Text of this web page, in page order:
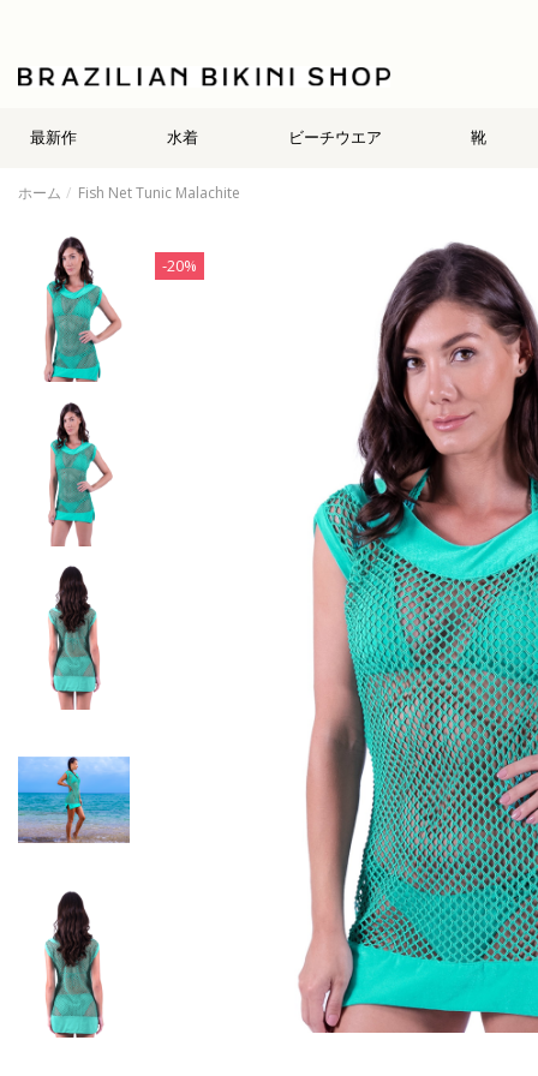
最新作 水着 ビーチウエア 靴
ホーム Fish Net Tunic Malachite
-20%